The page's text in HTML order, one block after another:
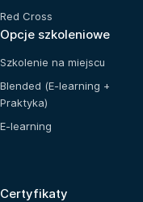
Red Cross
Opcje szkoleniowe
Szkolenie na miejscu
Blended (E-learning +
Praktyka)
E-learning
Certyfikaty